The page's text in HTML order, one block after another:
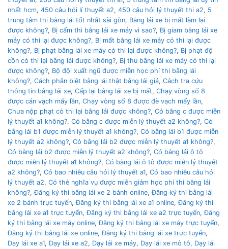
nhất hcm, 450 câu hỏi lí thuyết a2, 450 câu hỏi lý thuyết thi a2, 5
trung tâm thi bằng lái tốt nhất sài gòn, Bằng lái xe bị mất làm lại
được không?, Bị cấm thi bằng lái xe máy vì sao?, Bị giam bằng lái xe
máy có thi lại được không?, Bị mất bằng lái xe máy có thi lại được
không?, Bị phạt bằng lái xe máy có thi lại được không?, Bị phạt độ
cồn có thi lại bằng lái được không?, Bị thu bằng lái xe máy có thi lại
được không?, Bộ đội xuất ngũ được miễn học phí thi bằng lái
không?, Cách phân biệt bằng lái thật bằng lái giả, Cách tra cứu
thông tin bằng lái xe, Cấp lại bằng lái xe bị mất, Chạy vòng số 8
được cán vạch mấy lần, Chạy vòng số 8 được đè vạch mấy lần,
Chưa nộp phạt có thi lại bằng lái được không?, Có bằng c được miễn
lý thuyết a1 không?, Có bằng c được miễn lý thuyết a2 không?, Có
bằng lái b1 được miễn lý thuyết a1 không?, Có bằng lái b1 được miễn
lý thuyết a2 không?, Có bằng lái b2 được miễn lý thuyết a1 không?,
Có bằng lái b2 được miễn lý thuyết a2 không?, Có bằng lái ô tô
được miễn lý thuyết a1 không?, Có bằng lái ô tô được miễn lý thuyết
a2 không?, Có bao nhiêu câu hỏi lý thuyết a1, Có bao nhiêu câu hỏi
lý thuyết a2, Có thẻ nghĩa vụ được miễn giảm học phí thi bằng lái
không?,Đăng ký thi bằng lái xe 2 bánh online,Đăng ký thi bằng lái
xe 2 bánh trực tuyến,Đăng ký thi bằng lái xe a1 online,Đăng ký thi
bằng lái xe a1 trực tuyến,Đăng ký thi bằng lái xe a2 trực tuyến,Đăng
ký thi bằng lái xe máy online,Đăng ký thi bằng lái xe máy trực tuyến,
Đăng ký thi bằng lái xe online,Đăng ký thi bằng lái xe trực tuyến,
Dạy lái xe a1, Dạy lái xe a2, Dạy lái xe máy, Dạy lái xe mô tô, Dạy lái